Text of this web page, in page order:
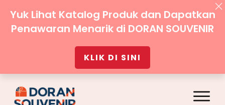
Yuk Lihat Katalog Produk dan Dapatkan
Penawaran Menarik di DORAN SOUVENIR
KLIK DI SINI